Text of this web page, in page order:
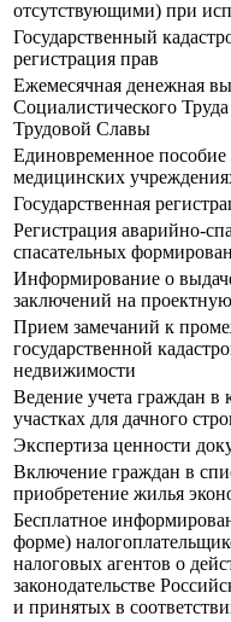
отсутствующими) при
Государственный
регистрация прав
Ежемесячная денежная
Социалистического
Трудовой Славы
Единовременное
медицинских
Государственная
Регистрация аварийно-
спасательных
Информирование о
заключений на
Прием замечаний к
государственной
недвижимости
Ведение учета граждан в
участках для дачного
Экспертиза ценности
Включение граждан в
приобретение жилья
Бесплатное
форме)
налоговых агентов о
законодательстве
и принятых в